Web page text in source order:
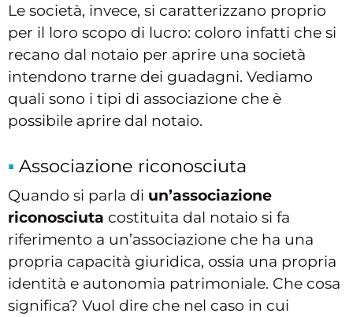
Le società, invece, si caratterizzano proprio
per il loro scopo di lucro: coloro infatti che si
recano dal notaio per aprire una società
intendono trarne dei guadagni. Vediamo
quali sono i tipi di associazione che è
possibile aprire dal notaio.
Associazione riconosciuta
Quando si parla di un’associazione
riconosciuta costituita dal notaio si fa
riferimento a un’associazione che ha una
propria capacità giuridica, ossia una propria
identità e autonomia patrimoniale. Che cosa
significa? Vuol dire che nel caso in cui